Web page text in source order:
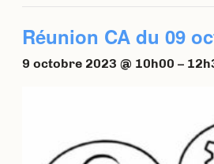
Réunion CA du 09
9 octobre 2023 @ 10h00 –